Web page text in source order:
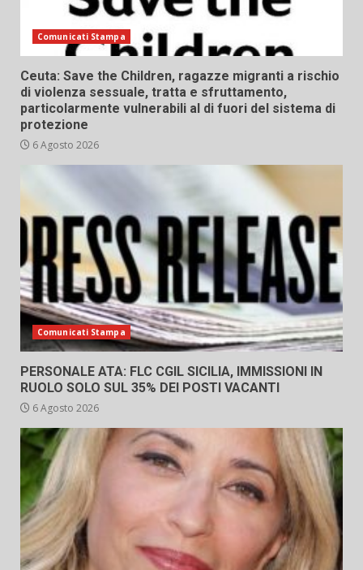
Comunicati Stampa
Ceuta: Save the Children, ragazze migranti a rischio
di violenza sessuale, tratta e sfruttamento,
particolarmente vulnerabili al di fuori del sistema di
protezione
6 Agosto 2026
Comunicati Stampa
PERSONALE ATA: FLC CGIL SICILIA, IMMISSIONI IN
RUOLO SOLO SUL 35% DEI POSTI VACANTI
6 Agosto 2026